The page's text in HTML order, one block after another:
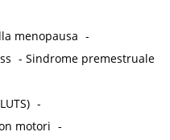
menopausa -
-Sindrome premestruale
-
motori -